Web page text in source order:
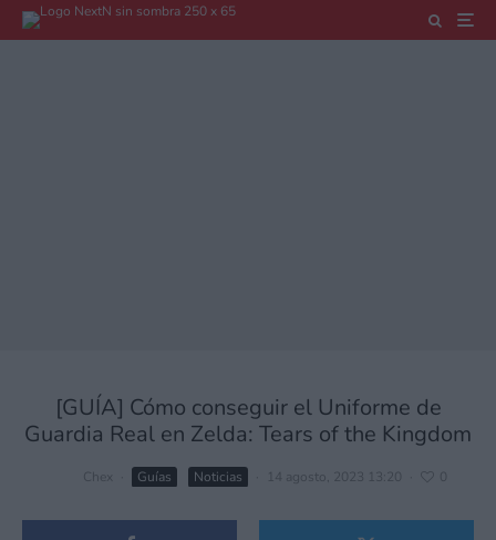
[GUÍA] Cómo conseguir el Uniforme de
Guardia Real en Zelda: Tears of the Kingdom
Chex Guías Noticias 14 agosto, 2023 13:20 0